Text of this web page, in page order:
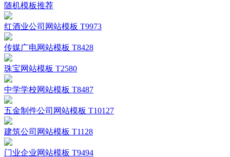
随机模板推荐
红酒业公司网站模板 T9973
传媒广电网站模板 T8428
珠宝网站模板 T2580
中学学校网站模板 T8487
五金制件公司网站模板 T10127
建筑公司网站模板 T1128
门业企业网站模板 T9494